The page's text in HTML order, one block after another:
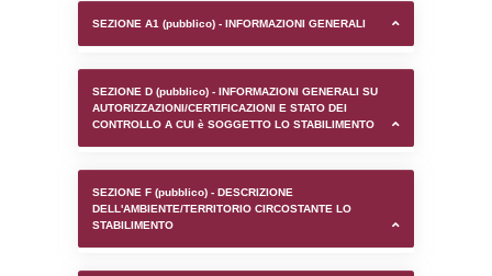
executionMS: 0.0012109279632568
Stabilimento Logistica
Ferrara S.r.l. nel
(Venezia) -